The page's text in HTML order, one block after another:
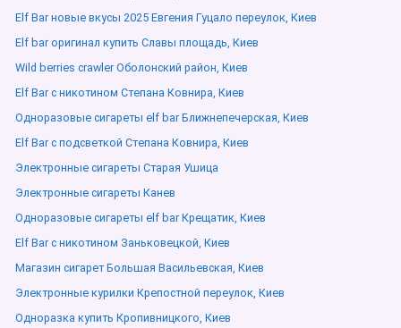
Elf Bar новые вкусы 2025 Евгения Гуцало переулок, Киев
Elf bar оригинал купить Славы площадь, Киев
Wild berries crawler Оболонский район, Киев
Elf Bar с никотином Степана Ковнира, Киев
Одноразовые сигареты elf bar Ближнепечерская, Киев
Elf Bar с подсветкой Степана Ковнира, Киев
Электронные сигареты Старая Ушица
Электронные сигареты Канев
Одноразовые сигареты elf bar Крещатик, Киев
Elf Bar с никотином Заньковецкой, Киев
Магазин сигарет Большая Васильевская, Киев
Электронные курилки Крепостной переулок, Киев
Одноразка купить Кропивницкого, Киев